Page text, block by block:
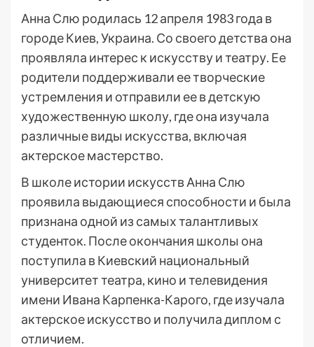
Анна Слю родилась 12 апреля 1983 года в
городе Киев, Украина. Со своего детства она
проявляла интерес к искусству и театру. Ее
родители поддерживали ее творческие
устремления и отправили ее в детскую
художественную школу, где она изучала
различные виды искусства, включая
актерское мастерство.
В школе истории искусств Анна Слю
проявила выдающиеся способности и была
признана одной из самых талантливых
студенток. После окончания школы она
поступила в Киевский национальный
университет театра, кино и телевидения
имени Ивана Карпенка-Карого, где изучала
актерское искусство и получила диплом с
отличием.